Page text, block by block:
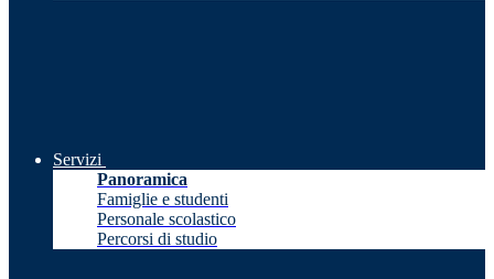
Servizi
Panoramica
Famiglie e studenti
Personale scolastico
Percorsi di studio